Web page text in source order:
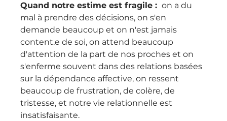
Quand notre estime est fragile : on a du
mal à prendre des décisions, on s'en
demande beaucoup et on n'est jamais
content.e de soi, on attend beaucoup
d'attention de la part de nos proches et on
s'enferme souvent dans des relations basées
sur la dépendance affective, on ressent
beaucoup de frustration, de colère, de
tristesse, et notre vie relationnelle est
insatisfaisante.